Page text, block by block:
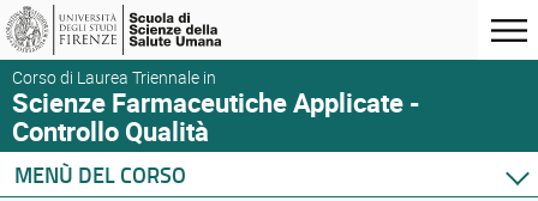
Corso di Laurea Triennale in
Scienze Farmaceutiche Applicate -
Controllo Qualità
MENÙ DEL CORSO